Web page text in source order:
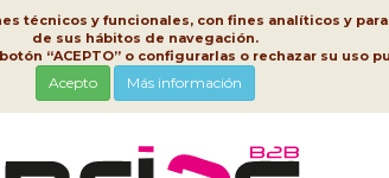
técnicos y funcionales, con fines analíticos y
de sus hábitos de navegación.
“ACEPTO” o configurarlas o rechazar su uso
Acepto Más información